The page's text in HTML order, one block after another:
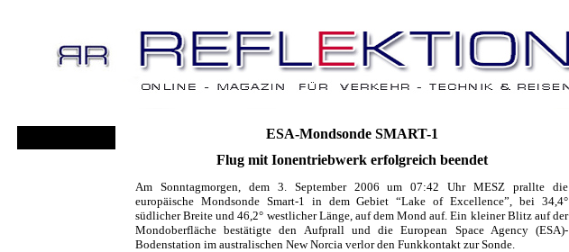
ESA-Mondsonde SMART-1
Flug mit Ionentriebwerk erfolgreich beendet
Am Sonntagmorgen, dem 3. September 2006 um 07:42 Uhr MESZ prallte die
europäische Mondsonde Smart-1 in dem Gebiet “Lake of Excellence”, bei 34,4°
südlicher Breite und 46,2° westlicher Länge, auf dem Mond auf. Ein kleiner Blitz auf der
Mondoberfläche bestätigte den Aufprall und die European Space Agency (ESA)-
Bodenstation im australischen New Norcia verlor den Funkkontakt zur Sonde.